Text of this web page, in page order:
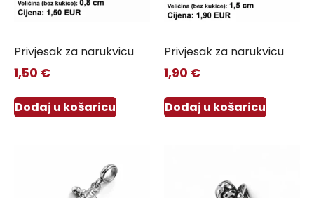
Privjesak za narukvicu
1,50 €
Dodaj u košaricu
Privjesak za narukvicu
1,90 €
Dodaj u košaricu